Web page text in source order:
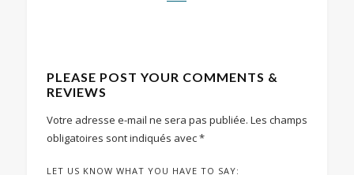
PLEASE POST YOUR COMMENTS &
REVIEWS
Votre adresse e-mail ne sera pas publiée. Les champs
obligatoires sont indiqués avec*
LET US KNOW WHAT YOU HAVE TO SAY: